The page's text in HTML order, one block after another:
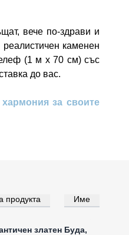
вече по-здрави и
каменен
(1 м x 70 см) със
до вас.
за своите
продукта Име
за цени на едро
златен Буда,